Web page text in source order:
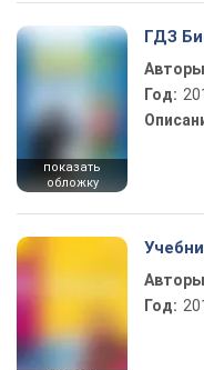
показать
обложку
ГДЗ
Год:
Год: